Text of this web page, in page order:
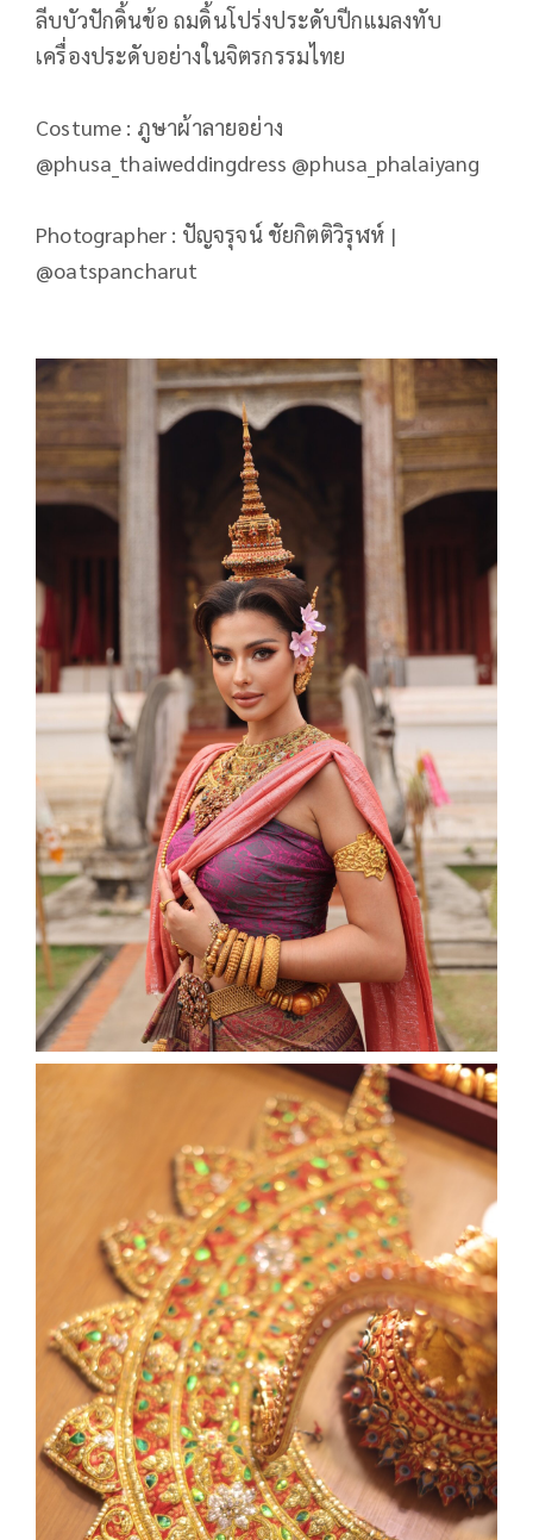
ลีบบัวปักดิ้นข้อ ถมดิ้นโปร่งประดับปีกแมลงทับ
เครื่องประดับอย่างในจิตรกรรมไทย
Costume : ภูษาผ้าลายอย่าง
@phusa_thaiweddingdress @phusa_phalaiyang
Photographer : ปัญจรุจน์ ชัยกิตติวิรุฬห์ |
@oatspancharut